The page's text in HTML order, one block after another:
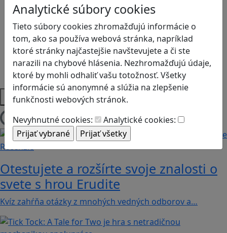
Analytické súbory cookies
Tieto súbory cookies zhromažďujú informácie o
tom, ako sa používa webová stránka, napríklad
ktoré stránky najčastejšie navštevujete a či ste
narazili na chybové hlásenia. Nezhromažďujú údaje,
ktoré by mohli odhaliť vašu totožnosť. Všetky
informácie sú anonymné a slúžia na zlepšenie
funkčnosti webových stránok.
Nevyhnutné cookies:
Analytické cookies:
Ľudské práva a tolerancia
Motorika a koncentrácia
Programovanie/Technika
Sociálne zručnosti a kooperácia
Strategické myslenie
Zdravie a pohyb
Platformy
Načítam blogy
Recenzie
Otestujete a rozšírte svoje znalosti o
svete s hrou Erudite
Kvíz zahŕňa otázky z mnohých vedných odborov a…